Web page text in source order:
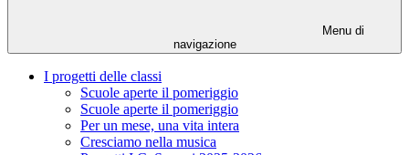
Menu di
navigazione
I progetti delle classi
Scuole aperte il pomeriggio
Scuole aperte il pomeriggio
Per un mese, una vita intera
Cresciamo nella musica